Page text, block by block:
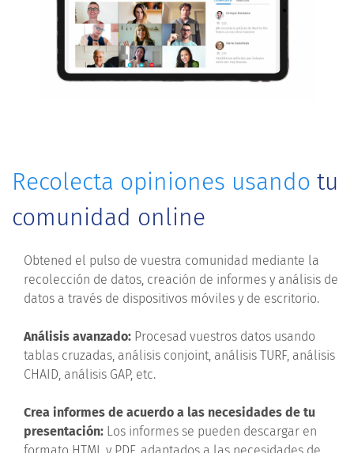
Recolecta opiniones usando tu
comunidad online
Obtened el pulso de vuestra comunidad mediante la
recolección de datos, creación de informes y análisis de
datos a través de dispositivos móviles y de escritorio.
Análisis avanzado: Procesad vuestros datos usando
tablas cruzadas, análisis conjoint, análisis TURF, análisis
CHAID, análisis GAP, etc.
Crea informes de acuerdo a las necesidades de tu
presentación: Los informes se pueden descargar en